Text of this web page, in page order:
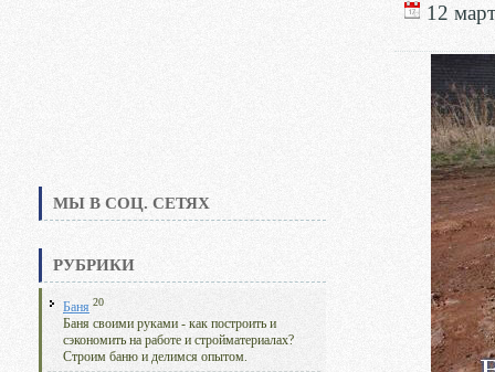
МЫ В СОЦ. СЕТЯХ
РУБРИКИ
Баня 20
Баня своими руками - как построить и
сэкономить на работе и стройматериалах?
Строим баню и делимся опытом.
12